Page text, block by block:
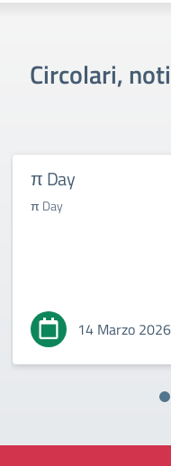
Circolari,
π Day
π Day
14 Marzo 2026